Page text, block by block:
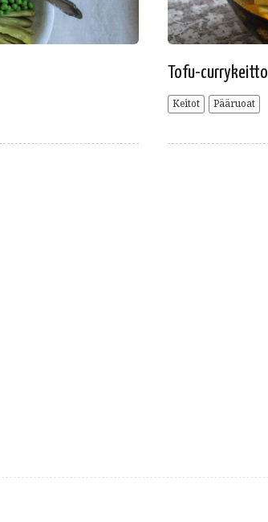
Tofu-currykeitto
Keitot Pääruoat